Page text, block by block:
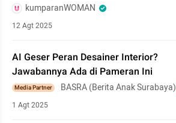
kumparanWOMAN
12 Agt 2025
AI Geser Peran Desainer Interior?
Jawabannya Ada di Pameran Ini
Media Partner BASRA (Berita Anak Surabaya)
1 Agt 2025